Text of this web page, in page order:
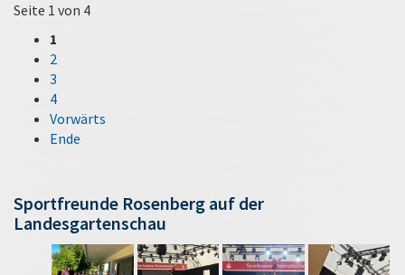
Seite 1 von 4
1
2
3
4
Vorwärts
Ende
Sportfreunde Rosenberg auf der
Landesgartenschau